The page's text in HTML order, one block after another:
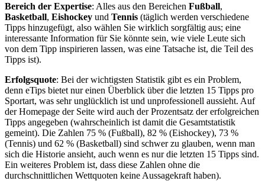
Bereich der Expertise: Alles aus den Bereichen Fußball,
Basketball, Eishockey und Tennis (täglich werden verschiedene
Tipps hinzugefügt, also wählen Sie wirklich sorgfältig aus; eine
interessante Information für Sie könnte sein, wie viele Leute sich
von dem Tipp inspirieren lassen, was eine Tatsache ist, die Teil des
Tipps ist).
Erfolgsquote: Bei der wichtigsten Statistik gibt es ein Problem,
denn eTips bietet nur einen Überblick über die letzten 15 Tipps pro
Sportart, was sehr unglücklich ist und unprofessionell aussieht. Auf
der Homepage der Seite wird auch der Prozentsatz der erfolgreichen
Tipps angegeben (wahrscheinlich ist damit die Gesamtstatistik
gemeint). Die Zahlen 75 % (Fußball), 82 % (Eishockey), 73 %
(Tennis) und 62 % (Basketball) sind schwer zu glauben, wenn man
sich die Historie ansieht, auch wenn es nur die letzten 15 Tipps sind.
Ein weiteres Problem ist, dass diese Zahlen ohne die
durchschnittlichen Wettquoten keine Aussagekraft haben).